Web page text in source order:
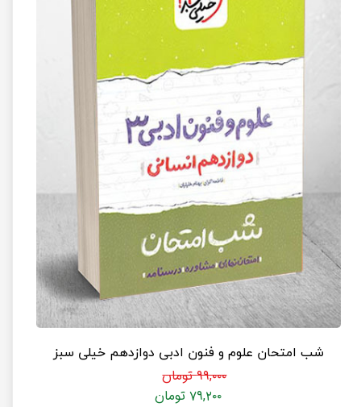
شب امتحان علوم و فنون ادبی دوازدهم خیلی سبز
۹۹,۰۰۰ تومان
۷۹,۲۰۰ تومان